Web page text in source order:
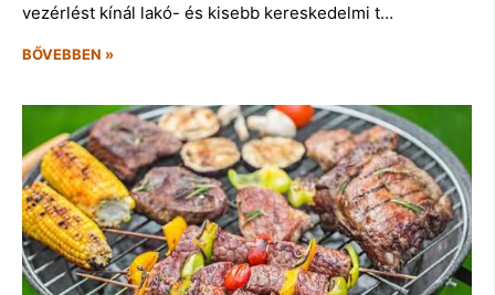
vezérlést kínál lakó- és kisebb kereskedelmi t…
BŐVEBBEN »